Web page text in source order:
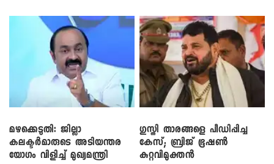
മഴക്കെടുതി: ജില്ലാ
കലക്ടർമാരുടെ അടിയന്തര
യോഗം വിളിച്ച് മുഖ്യമന്ത്രി
​ഗുസ്തി താരങ്ങളെ പീഡിപ്പിച്ച
കേസ്; ബ്രിജ് ഭൂഷൺ
കുറ്റവിമുക്തൻ